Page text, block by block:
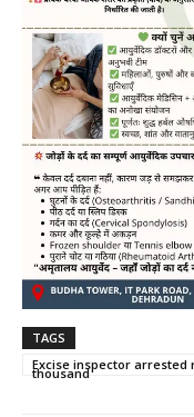
TAGS
Excise inspector arrested
thousand